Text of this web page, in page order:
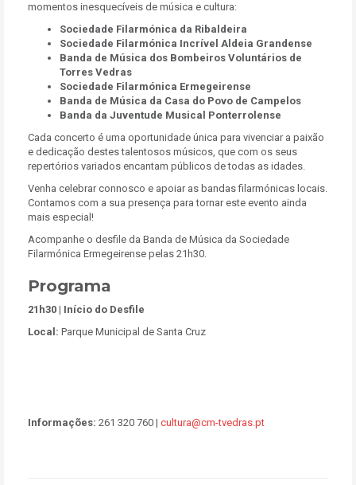
momentos inesquecíveis de música e cultura:
Sociedade Filarmónica da Ribaldeira
Sociedade Filarmónica Incrível Aldeia Grandense
Banda de Música dos Bombeiros Voluntários de
Torres Vedras
Sociedade Filarmónica Ermegeirense
Banda de Música da Casa do Povo de Campelos
Banda da Juventude Musical Ponterrolense
Cada concerto é uma oportunidade única para vivenciar a paixão
e dedicação destes talentosos músicos, que com os seus
repertórios variados encantam públicos de todas as idades.
Venha celebrar connosco e apoiar as bandas filarmónicas locais.
Contamos com a sua presença para tornar este evento ainda
mais especial!
Acompanhe o desfile da Banda de Música da Sociedade
Filarmónica Ermegeirense pelas 21h30.
Programa
21h30 | Início do Desfile
Local: Parque Municipal de Santa Cruz
Informações: 261 320 760 | cultura@cm-tvedras.pt